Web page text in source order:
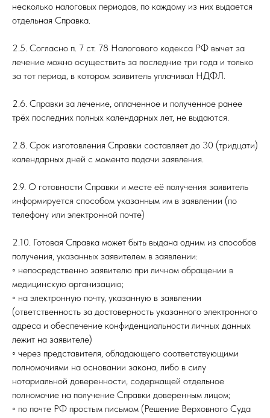
несколько налоговых периодов, по каждому из них выдается
отдельная Справка.
2.5. Согласно п. 7 ст. 78 Налогового кодекса РФ вычет за
лечение можно осуществить за последние три года и только
за тот период, в котором заявитель уплачивал НДФЛ.
2.6. Справки за лечение, оплаченное и полученное ранее
трёх последних полных календарных лет, не выдаются.
2.8. Срок изготовления Справки составляет до 30 (тридцати)
календарных дней с момента подачи заявления.
2.9. О готовности Справки и месте её получения заявитель
информируется способом указанным им в заявлении (по
телефону или электронной почте)
2.10. Готовая Справка может быть выдана одним из способов
получения, указанных заявителем в заявлении:
◦ непосредственно заявителю при личном обращении в
медицинскую организацию;
◦ на электронную почту, указанную в заявлении
(ответственность за достоверность указанного электронного
адреса и обеспечение конфиденциальности личных данных
лежит на заявителе)
◦ через представителя, обладающего соответствующими
полномочиями на основании закона, либо в силу
нотариальной доверенности, содержащей отдельное
полномочие на получение Справки доверенным лицом;
◦ по почте РФ простым письмом (Решение Верховного Суда